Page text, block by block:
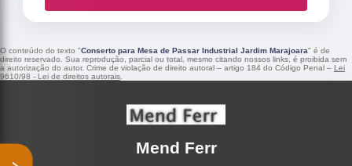
O conteúdo do texto "Conserto para Mesa de Passar Industrial Jardim Marajoara" é de
direito reservado. Sua reprodução, parcial ou total, mesmo citando nossos links, é proibida sem
a autorização do autor. Crime de violação de direito autoral – artigo 184 do Código Penal – Lei
9610/98 - Lei de direitos autorais
Mend Ferr